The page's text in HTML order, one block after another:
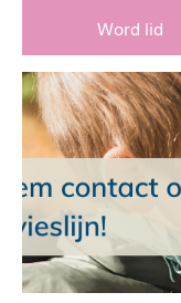
Word lid